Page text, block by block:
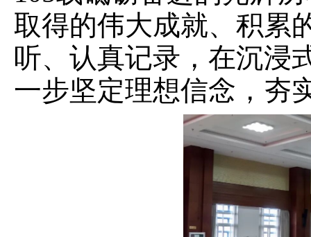
取得的伟大成就、积累
听、认真记录，在沉浸
一步坚定理想信念，夯